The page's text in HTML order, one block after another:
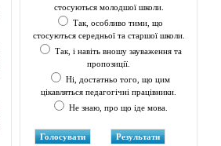
стосуються молодшої школи.
Так, особливо тими, що
стосуються середньої та старшої школи.
Так, і навіть вношу зауваження та
пропозиції.
Ні, достатньо того, що цим
цікавляться педагогічні працівники.
Не знаю, про що іде мова.